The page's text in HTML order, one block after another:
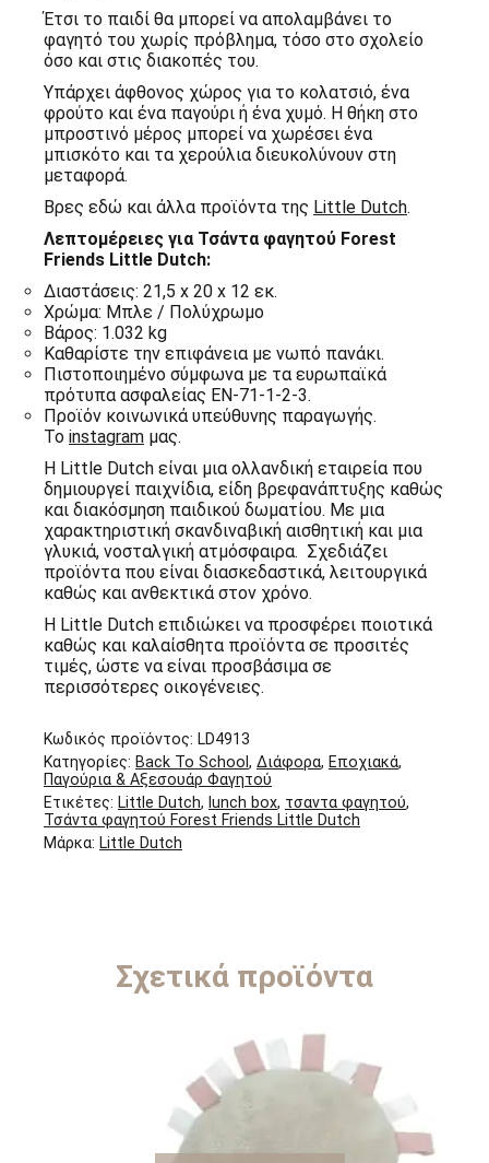
Έτσι το παιδί θα μπορεί να απολαμβάνει το
φαγητό του χωρίς πρόβλημα, τόσο στο σχολείο
όσο και στις διακοπές του.
Υπάρχει άφθονος χώρος για το κολατσιό, ένα
φρούτο και ένα παγούρι ή ένα χυμό. Η θήκη στο
μπροστινό μέρος μπορεί να χωρέσει ένα
μπισκότο και τα χερούλια διευκολύνουν στη
μεταφορά.
Βρες εδώ και άλλα προϊόντα της Little Dutch.
Λεπτομέρειες για Τσάντα φαγητού Forest
Friends Little Dutch:
Διαστάσεις: 21,5 x 20 x 12 εκ.
Χρώμα: Μπλε / Πολύχρωμο
Βάρος: 1.032 kg
Καθαρίστε την επιφάνεια με νωπό πανάκι.
Πιστοποιημένο σύμφωνα με τα ευρωπαϊκά
πρότυπα ασφαλείας EN-71-1-2-3.
Προϊόν κοινωνικά υπεύθυνης παραγωγής.
Το instagram μας.
Η Little Dutch είναι μια ολλανδική εταιρεία που
δημιουργεί παιχνίδια, είδη βρεφανάπτυξης καθώς
και διακόσμηση παιδικού δωματίου. Με μια
χαρακτηριστική σκανδιναβική αισθητική και μια
γλυκιά, νοσταλγική ατμόσφαιρα. Σχεδιάζει
προϊόντα που είναι διασκεδαστικά, λειτουργικά
καθώς και ανθεκτικά στον χρόνο.
Η Little Dutch επιδιώκει να προσφέρει ποιοτικά
καθώς και καλαίσθητα προϊόντα σε προσιτές
τιμές, ώστε να είναι προσβάσιμα σε
περισσότερες οικογένειες.
Κωδικός προϊόντος: LD4913
Κατηγορίες: Back To School , Διάφορα, Εποχιακά,
Παγούρια & Αξεσουάρ Φαγητού
Ετικέτες: Little Dutch, lunch box, τσαντα φαγητού,
Τσάντα φαγητού Forest Friends Little Dutch
Μάρκα: Little Dutch
Σχετικά προϊόντα